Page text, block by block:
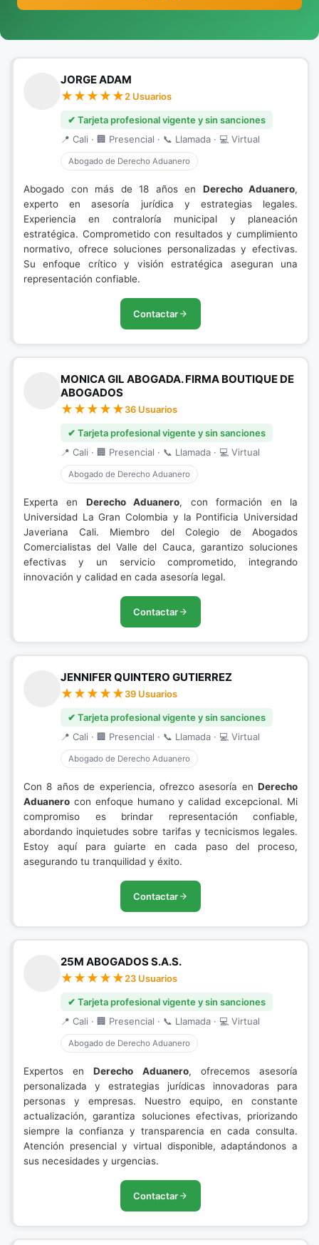
JORGE ADAM
2 Usuarios
✔ Tarjeta profesional vigente y sin sanciones
📍 Cali · 🏢 Presencial · 📞 Llamada · 💻 Virtual
Abogado de Derecho Aduanero
Abogado con más de 18 años en Derecho Aduanero,
experto en asesoría jurídica y estrategias legales.
Experiencia en contraloría municipal y planeación
estratégica. Comprometido con resultados y cumplimiento
normativo, ofrece soluciones personalizadas y efectivas.
Su enfoque crítico y visión estratégica aseguran una
representación confiable.
Contactar
MONICA GIL ABOGADA. FIRMA BOUTIQUE DE
ABOGADOS
36 Usuarios
✔ Tarjeta profesional vigente y sin sanciones
📍 Cali · 🏢 Presencial · 📞 Llamada · 💻 Virtual
Abogado de Derecho Aduanero
Experta en Derecho Aduanero, con formación en la
Universidad La Gran Colombia y la Pontificia Universidad
Javeriana Cali. Miembro del Colegio de Abogados
Comercialistas del Valle del Cauca, garantizo soluciones
efectivas y un servicio comprometido, integrando
innovación y calidad en cada asesoría legal.
Contactar
JENNIFER QUINTERO GUTIERREZ
39 Usuarios
✔ Tarjeta profesional vigente y sin sanciones
📍 Cali · 🏢 Presencial · 📞 Llamada · 💻 Virtual
Abogado de Derecho Aduanero
Con 8 años de experiencia, ofrezco asesoría en Derecho
Aduanero con enfoque humano y calidad excepcional. Mi
compromiso es brindar representación confiable,
abordando inquietudes sobre tarifas y tecnicismos legales.
Estoy aquí para guiarte en cada paso del proceso,
asegurando tu tranquilidad y éxito.
Contactar
25M ABOGADOS S.A.S.
23 Usuarios
✔ Tarjeta profesional vigente y sin sanciones
📍 Cali · 🏢 Presencial · 📞 Llamada · 💻 Virtual
Abogado de Derecho Aduanero
Expertos enDerecho Aduanero, ofrecemos asesoría
personalizada y estrategias jurídicas innovadoras para
personas y empresas. Nuestro equipo, en constante
actualización, garantiza soluciones efectivas, priorizando
siempre la confianza y transparencia en cada consulta.
Atención presencial y virtual disponible, adaptándonos a
sus necesidades y urgencias.
Contactar